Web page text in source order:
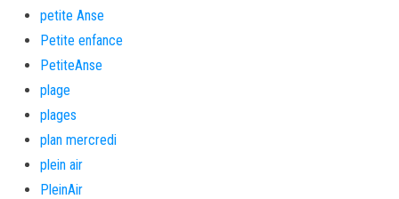
petite Anse
Petite enfance
PetiteAnse
plage
plages
plan mercredi
plein air
PleinAir